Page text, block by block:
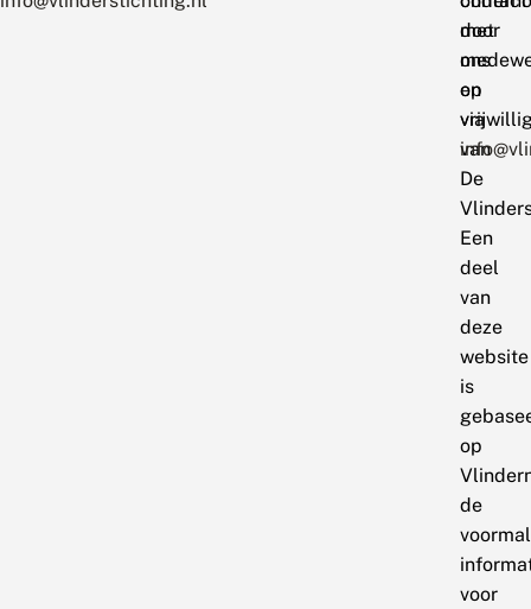
door
en
van
De
Een
deel
van
deze
website
is
op
de
voor
met
ons
op
via